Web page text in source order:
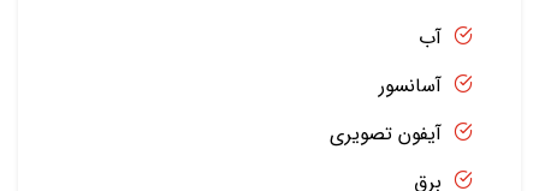
آب
آسانسور
آیفون تصویری
برق